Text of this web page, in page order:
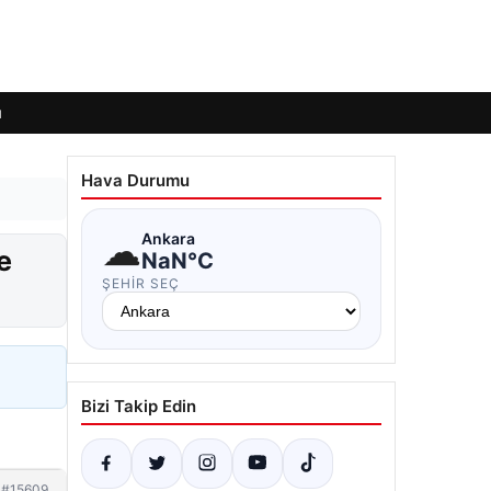
Hava Durumu
☁Ankara
NaN°C
ŞEHIR SEÇ
Bizi Takip Edin